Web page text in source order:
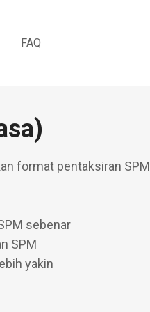
FAQ
format pentaksiran SPM
sebenar
SPM
yakin